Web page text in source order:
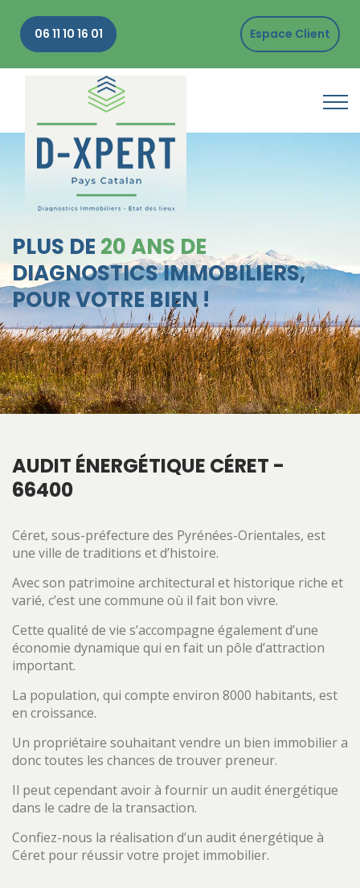
06 11 10 16 01 Espace Client
PLUS DE 20 ANS DE
DIAGNOSTICS IMMOBILIERS,
POUR VOTRE BIEN !
AUDIT ÉNERGÉTIQUE CÉRET -
66400
Céret, sous-préfecture des Pyrénées-Orientales, est
une ville de traditions et d’histoire.
Avec son patrimoine architectural et historique riche et
varié, c’est une commune où il fait bon vivre.
Cette qualité de vie s’accompagne également d’une
économie dynamique qui en fait un pôle d’attraction
important.
La population, qui compte environ 8000 habitants, est
en croissance.
Un propriétaire souhaitant vendre un bien immobilier a
donc toutes les chances de trouver preneur.
Il peut cependant avoir à fournir un audit énergétique
dans le cadre de la transaction.
Confiez-nous la réalisation d’un audit énergétique à
Céret pour réussir votre projet immobilier.